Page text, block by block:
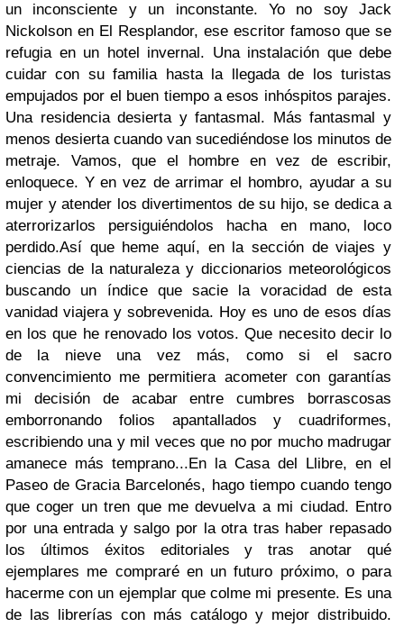
un inconsciente y un inconstante. Yo no soy Jack
Nickolson en El Resplandor, ese escritor famoso que se
refugia en un hotel invernal. Una instalación que debe
cuidar con su familia hasta la llegada de los turistas
empujados por el buen tiempo a esos inhóspitos parajes.
Una residencia desierta y fantasmal. Más fantasmal y
menos desierta cuando van sucediéndose los minutos de
metraje. Vamos, que el hombre en vez de escribir,
enloquece. Y en vez de arrimar el hombro, ayudar a su
mujer y atender los divertimentos de su hijo, se dedica a
aterrorizarlos persiguiéndolos hacha en mano, loco
perdido.Así que heme aquí, en la sección de viajes y
ciencias de la naturaleza y diccionarios meteorológicos
buscando un índice que sacie la voracidad de esta
vanidad viajera y sobrevenida. Hoy es uno de esos días
en los que he renovado los votos. Que necesito decir lo
de la nieve una vez más, como si el sacro
convencimiento me permitiera acometer con garantías
mi decisión de acabar entre cumbres borrascosas
emborronando folios apantallados y cuadriformes,
escribiendo una y mil veces que no por mucho madrugar
amanece más temprano...En la Casa del Llibre, en el
Paseo de Gracia Barcelonés, hago tiempo cuando tengo
que coger un tren que me devuelva a mi ciudad. Entro
por una entrada y salgo por la otra tras haber repasado
los últimos éxitos editoriales y tras anotar qué
ejemplares me compraré en un futuro próximo, o para
hacerme con un ejemplar que colme mi presente. Es una
de las librerías con más catálogo y mejor distribuido.